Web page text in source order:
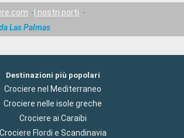
I nostri porti
Las Palmas
Destinazioni più popolari
Crociere nel Mediterraneo
Crociere nelle isole greche
Crociere ai Caraibi
Crociere Flordi e Scandinavia